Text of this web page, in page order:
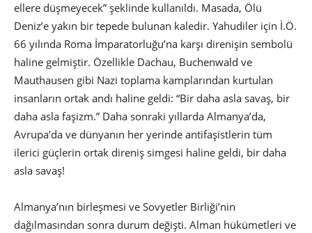
ellere düşmeyecek” şeklinde kullanıldı. Masada, Ölü
Deniz’e yakın bir tepede bulunan kaledir. Yahudiler için İ.Ö.
66 yılında Roma İmparatorluğu’na karşı direnişin sembolü
haline gelmiştir. Özellikle Dachau, Buchenwald ve
Mauthausen gibi Nazi toplama kamplarından kurtulan
insanların ortak andı haline geldi: “Bir daha asla savaş, bir
daha asla faşizm.” Daha sonraki yıllarda Almanya’da,
Avrupa’da ve dünyanın her yerinde antifaşistlerin tüm
ilerici güçlerin ortak direniş simgesi haline geldi, bir daha
asla savaş!
Almanya’nın birleşmesi ve Sovyetler Birliği’nin
dağılmasından sonra durum değişti. Alman hükümetleri ve